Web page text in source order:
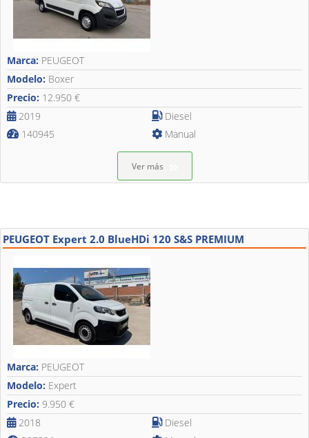
Marca: PEUGEOT
Modelo: Boxer
Precio: 12.950 €
2019
140945
Diesel
Manual
Ver más
PEUGEOT Expert 2.0 BlueHDi 120 S&S PREMIUM
Marca: PEUGEOT
Modelo: Expert
Precio: 9.950 €
2018
Diesel